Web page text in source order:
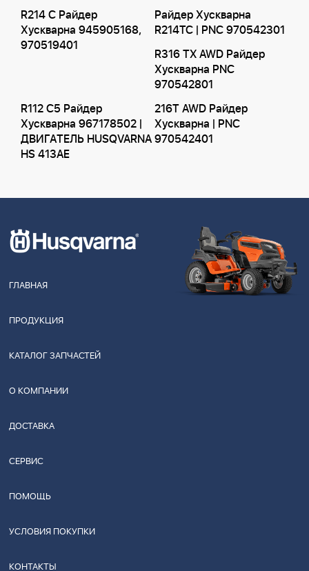
R214 C Райдер
Хускварна 945905168,
970519401
Райдер Хускварна
R214TC | PNC 970542301
R316 TX AWD Райдер
Хускварна PNC
970542801
R112 C5 Райдер
Хускварна 967178502 |
ДВИГАТЕЛЬ HUSQVARNA
HS 413AE
216T AWD Райдер
Хускварна | PNC
970542401
ГЛАВНАЯ
ПРОДУКЦИЯ
КАТАЛОГ ЗАПЧАСТЕЙ
О КОМПАНИИ
ДОСТАВКА
СЕРВИС
ПОМОЩЬ
УСЛОВИЯ ПОКУПКИ
КОНТАКТЫ